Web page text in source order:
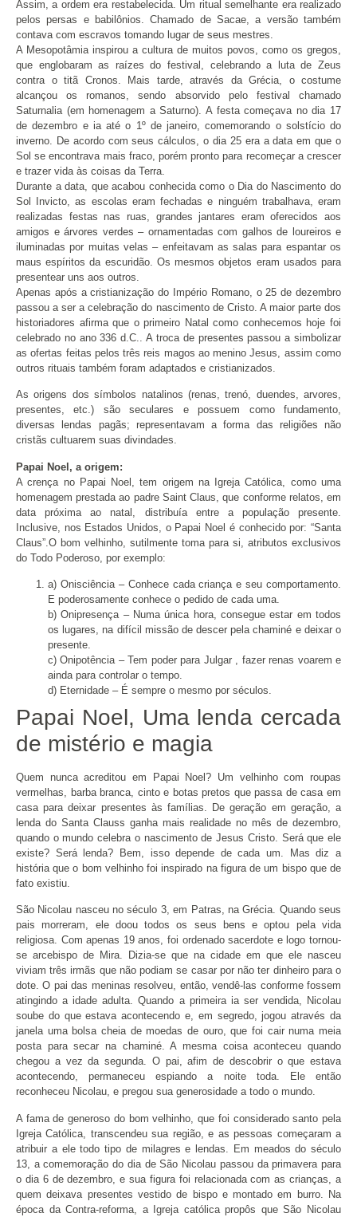
Assim, a ordem era restabelecida. Um ritual semelhante era realizado
pelos persas e babilônios. Chamado de Sacae, a versão também
contava com escravos tomando lugar de seus mestres.
A Mesopotâmia inspirou a cultura de muitos povos, como os gregos,
que englobaram as raízes do festival, celebrando a luta de Zeus
contra o titã Cronos. Mais tarde, através da Grécia, o costume
alcançou os romanos, sendo absorvido pelo festival chamado
Saturnalia (em homenagem a Saturno). A festa começava no dia 17
de dezembro e ia até o 1º de janeiro, comemorando o solstício do
inverno. De acordo com seus cálculos, o dia 25 era a data em que o
Sol se encontrava mais fraco, porém pronto para recomeçar a crescer
e trazer vida às coisas da Terra.
Durante a data, que acabou conhecida como o Dia do Nascimento do
Sol Invicto, as escolas eram fechadas e ninguém trabalhava, eram
realizadas festas nas ruas, grandes jantares eram oferecidos aos
amigos e árvores verdes – ornamentadas com galhos de loureiros e
iluminadas por muitas velas – enfeitavam as salas para espantar os
maus espíritos da escuridão. Os mesmos objetos eram usados para
presentear uns aos outros.
Apenas após a cristianização do Império Romano, o 25 de dezembro
passou a ser a celebração do nascimento de Cristo. A maior parte dos
historiadores afirma que o primeiro Natal como conhecemos hoje foi
celebrado no ano 336 d.C.. A troca de presentes passou a simbolizar
as ofertas feitas pelos três reis magos ao menino Jesus, assim como
outros rituais também foram adaptados e cristianizados.
As origens dos símbolos natalinos (renas, trenó, duendes, arvores,
presentes, etc.) são seculares e possuem como fundamento,
diversas lendas pagãs; representavam a forma das religiões não
cristãs cultuarem suas divindades.
Papai Noel, a origem:
A crença no Papai Noel, tem origem na Igreja Católica, como uma
homenagem prestada ao padre Saint Claus, que conforme relatos, em
data próxima ao natal, distribuía entre a população presente.
Inclusive, nos Estados Unidos, o Papai Noel é conhecido por: “Santa
Claus”.O bom velhinho, sutilmente toma para si, atributos exclusivos
do Todo Poderoso, por exemplo:
a) Onisciência – Conhece cada criança e seu comportamento.
E poderosamente conhece o pedido de cada uma.
b) Onipresença – Numa única hora, consegue estar em todos
os lugares, na difícil missão de descer pela chaminé e deixar o
presente.
c) Onipotência – Tem poder para Julgar , fazer renas voarem e
ainda para controlar o tempo.
d) Eternidade – É sempre o mesmo por séculos.
Papai Noel, Uma lenda cercada
de mistério e magia
Quem nunca acreditou em Papai Noel? Um velhinho com roupas
vermelhas, barba branca, cinto e botas pretos que passa de casa em
casa para deixar presentes às famílias. De geração em geração, a
lenda do Santa Clauss ganha mais realidade no mês de dezembro,
quando o mundo celebra o nascimento de Jesus Cristo. Será que ele
existe? Será lenda? Bem, isso depende de cada um. Mas diz a
história que o bom velhinho foi inspirado na figura de um bispo que de
fato existiu.
São Nicolau nasceu no século 3, em Patras, na Grécia. Quando seus
pais morreram, ele doou todos os seus bens e optou pela vida
religiosa. Com apenas 19 anos, foi ordenado sacerdote e logo tornou-
se arcebispo de Mira. Dizia-se que na cidade em que ele nasceu
viviam três irmãs que não podiam se casar por não ter dinheiro para o
dote. O pai das meninas resolveu, então, vendê-las conforme fossem
atingindo a idade adulta. Quando a primeira ia ser vendida, Nicolau
soube do que estava acontecendo e, em segredo, jogou através da
janela uma bolsa cheia de moedas de ouro, que foi cair numa meia
posta para secar na chaminé. A mesma coisa aconteceu quando
chegou a vez da segunda. O pai, afim de descobrir o que estava
acontecendo, permaneceu espiando a noite toda. Ele então
reconheceu Nicolau, e pregou sua generosidade a todo o mundo.
A fama de generoso do bom velhinho, que foi considerado santo pela
Igreja Católica, transcendeu sua região, e as pessoas começaram a
atribuir a ele todo tipo de milagres e lendas. Em meados do século
13, a comemoração do dia de São Nicolau passou da primavera para
o dia 6 de dezembro, e sua figura foi relacionada com as crianças, a
quem deixava presentes vestido de bispo e montado em burro. Na
época da Contra-reforma, a Igreja católica propôs que São Nicolau